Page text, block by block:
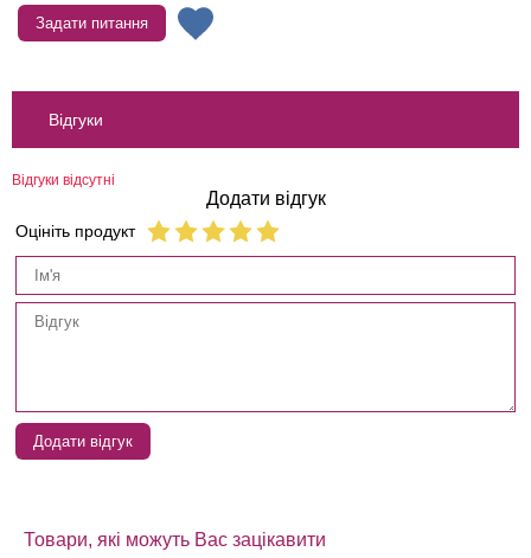
Задати питання
Відгуки
Відгуки відсутні
Додати відгук
Оцініть продукт
Додати відгук
Товари, які можуть Вас зацікавити